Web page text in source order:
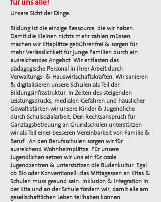
für uns alle!
Unsere Sicht der Dinge.
Bildung ist die einzige Ressource, die wir haben.
Damit die Kleinen nichts mehr zahlen müssen,
machen wir Kitaplätze gebührenfrei & sorgen für
mehr Verlässlichkeit für junge Familien durch ein
ausreichendes Angebot. Wir entlasten das
pädagogische Personal in ihrer Arbeit durch
Verwaltungs- & Hauswirtschaftskräften. Wir sanieren
& digitalisieren unsere Schulen als Teil der
Bildungsinfrastruktur. In Zeiten des steigenden
Leistungsdrucks, medialen Gefahren und häuslicher
Gewalt stärken wir unsere Kinder & Jugendliche
durch Schulsozialarbeit. Den Rechtsanspruch für
Ganztagsbetreuung an Grundschulen unterstützen
wir als Teil einer besseren Vereinbarkeit von Familie &
Beruf. An den Berufsschulen sorgen wir für
ausreichend Wohnheimplätze. Für unsere
Jugendlichen setzen wir uns ein für coole
Jugendzentren & unterstützen die Budenkultur. Egal
ob Bio oder Konventionell: das Mittagessen an Kitas &
Schulen muss gesund sein. Inklusion & Integration in
der Kita und an der Schule fördern wir, damit alle am
gesellschaftlichen Leben teilhaben können.